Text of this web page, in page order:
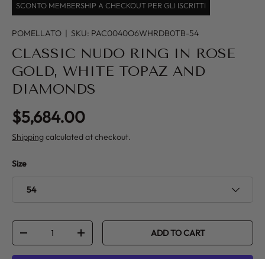
SCONTO MEMBERSHIP A CHECKOUT PER GLI ISCRITTI
POMELLATO | SKU: PAC0040O6WHRDB0TB-54
CLASSIC NUDO RING IN ROSE
GOLD, WHITE TOPAZ AND
DIAMONDS
Regular price
$5,684.00
Shipping calculated at checkout.
Size
54
Qty
DECREASE QUANTITYINCREASE QUANTITYADD TO CART